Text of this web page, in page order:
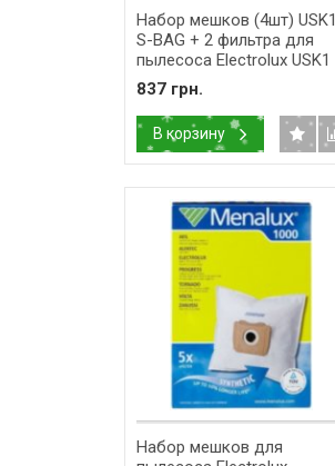
Набор мешков (4шт) USK1
S-BAG + 2 фильтра для
пылесоса Electrolux USK1
9001670919
837 грн.
В корзину
Набор мешков для